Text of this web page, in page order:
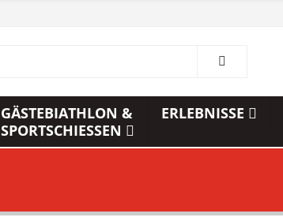
GÄSTEBIATHLON &
SPORTSCHIESSEN
ERLEBNISSE